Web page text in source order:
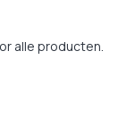
alle producten.